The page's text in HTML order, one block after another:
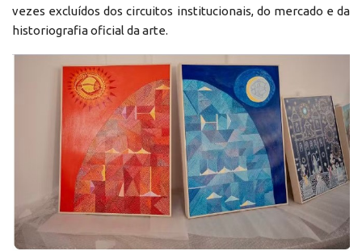
vezes excluídos dos circuitos institucionais, do mercado e da
historiografia oficial da arte.